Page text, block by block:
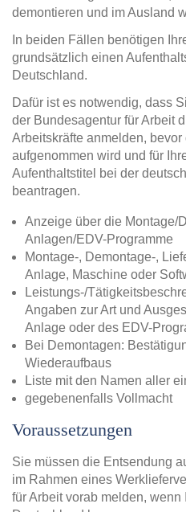
demontieren und im Ausland
In beiden Fällen benötigen
grundsätzlich einen
Deutschland.
Dafür ist es notwendig, dass
der Bundesagentur für Arbeit
Arbeitskräfte anmelden,
aufgenommen wird und für
Aufenthaltstitel bei der
beantragen.
Anzeige über die Montage/
Anlagen/EDV-Programme
Montage-, Demontage-,
Anlage, Maschine oder
Leistungs-/
Angaben zur Art und
Anlage oder des EDV-
Bei Demontagen:
Wiederaufbaus
Liste mit den Namen aller
gegebenenfalls Vollmacht
Voraussetzungen
Sie müssen die Entsendung
im Rahmen eines
für Arbeit vorab melden,